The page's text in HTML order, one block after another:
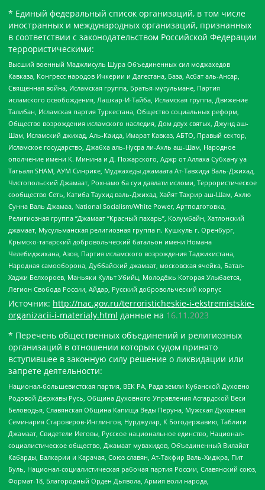
* Единый федеральный список организаций, в том числе
иностранных и международных организаций, признанных
в соответствии с законодательством Российской Федерации
террористическими:
Высший военный Маджлисуль Шура Объединенных сил моджахедов
Кавказа, Конгресс народов Ичкерии и Дагестана, База, Асбат аль-Ансар,
Священная война, Исламская группа, Братья-мусульмане, Партия
исламского освобождения, Лашкар-И-Тайба, Исламская группа, Движение
Талибан, Исламская партия Туркестана, Общество социальных реформ,
Общество возрождения исламского наследия, Дом двух святых, Джунд аш-
Шам, Исламский джихад, Аль-Каида, Имарат Кавказ, АБТО, Правый сектор,
Исламское государство, Джабха аль-Нусра ли-Ахль аш-Шам, Народное
ополчение имени К. Минина и Д. Пожарского, Аджр от Аллаха Субхану уа
Тагьаля SHAM, АУМ Синрике, Муджахеды джамаата Ат-Тавхида Валь-Джихад,
Чистопольский Джамаат, Рохнамо ба суи давлати исломи, Террористическое
сообщество Сеть, Катиба Таухид валь-Джихад, Хайят Тахрир аш-Шам, Ахлю
Сунна Валь Джамаа, National Socialism/White Power, Артподготовка,
Религиозная группа “Джамаат “Красный пахарь”, Колумбайн, Хатлонский
джамаат, Мусульманская религиозная группа п. Кушкуль г. Оренбург,
Крымско-татарский добровольческий батальон имени Номана
Челебиджихана, Азов, Партия исламского возрождения Таджикистана,
Народная самооборона, Дуббайский джамаат, московская ячейка, Батал-
Хаджи Белхороев, Маньяки Культ Убийц, Молодёжь Которая Улыбается,
Легион Свобода России, Айдар, Русский добровольческий корпус
Источник: http://nac.gov.ru/terroristicheskie-i-ekstremistskie-
organizacii-i-materialy.html данные на 16.11.2023
* Перечень общественных объединений и религиозных
организаций в отношении которых судом принято
вступившее в законную силу решение о ликвидации или
запрете деятельности:
Национал-большевистская партия, ВЕК РА, Рада земли Кубанской Духовно
Родовой Державы Русь, Община Духовного Управления Асгардской Веси
Беловодья, Славянская Община Капища Веды Перуна, Мужская Духовная
Семинария Староверов-Инглингов, Нурджулар, К Богодержавию, Таблиги
Джамаат, Свидетели Иеговы, Русское национальное единство, Национал-
социалистическое общество, Джамаат мувахидов, Объединенный Вилайат
Кабарды, Балкарии и Карачая, Союз славян, Ат-Такфир Валь-Хиджра, Пит
Буль, Национал-социалистическая рабочая партия России, Славянский союз,
Формат-18, Благородный Орден Дьявола, Армия воли народа,